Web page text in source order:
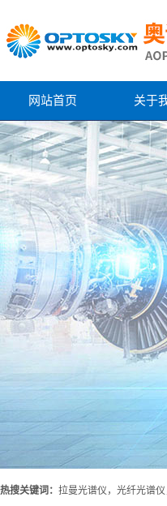
网站首页 关于
热搜关键词： 拉曼光谱仪，光纤光谱